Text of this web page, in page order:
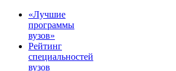
«Лучшие
программы
вузов»
Рейтинг
специальностей
вузов